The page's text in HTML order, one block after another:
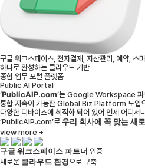
구글 워크스페이스, 전자결재, 자산관리, 예약, 스
하나로 완성하는 클라우드 기반
종합 업무 포털 플랫폼
Public AI Portal
‘PublicAIP.com’는 Google Workspace 파
통합 지속이 가능한 Global Biz Platform 도입으
다양한 디바이스에 최적화 되어 있어 언제 어디서
‘PublicAIP.com’로 우리 회사에 꼭 맞는 새
view more +
구글 워크스페이스 파트너 인증
새로운 클라우드 환경으로 구축